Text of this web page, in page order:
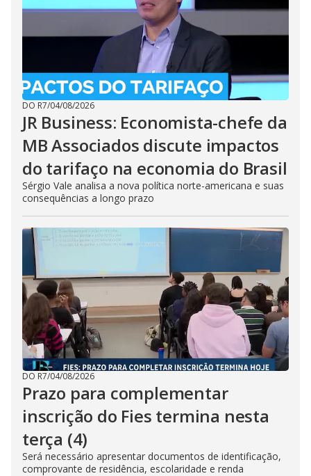
DO R7/04/08/2026
JR Business: Economista-chefe da
MB Associados discute impactos
do tarifaço na economia do Brasil
Sérgio Vale analisa a nova política norte-americana e suas
consequências a longo prazo
DO R7/04/08/2026
Prazo para complementar
inscrição do Fies termina nesta
terça (4)
Será necessário apresentar documentos de identificação,
comprovante de residência, escolaridade e renda